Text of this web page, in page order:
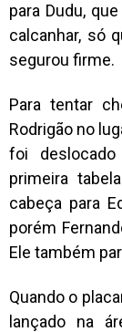
para Dudu,
calcanhar, só
segurou firme.
Para tentar
Rodrigão no
foi
primeira
cabeça para
porém
Ele também
Quando o
lançado na